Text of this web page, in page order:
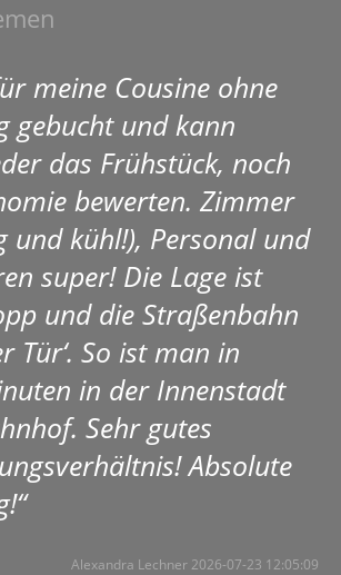
meine Cousine ohne
gebucht und kann
das Frühstück, noch
bewerten. Zimmer
und kühl!), Personal und
super! Die Lage ist
und die Straßenbahn
Tür‘. So ist man in
in der Innenstadt
Sehr gutes
Absolute
Alexandra Lechner 2026-07-23 12:05:09